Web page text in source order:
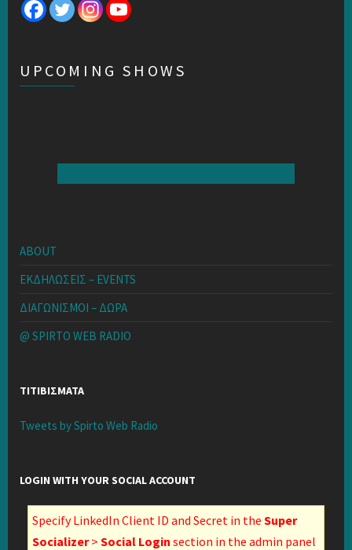
UPCOMING SHOWS
ABOUT
ΕΚΔΗΛΩΣΕΙΣ – EVENTS
ΔΙΑΓΩΝΙΣΜΟΙ – ΔΩΡΑ
@ SPIRTO WEB RADIO
ΤΙΤΙΒΙΣΜΑΤΑ
Tweets by Spirto Web Radio
LOGIN WITH YOUR SOCIAL ACCOUNT
Specify LinkedIn Client ID and Secret in the Super
Socializer> Social Login section in the admin panel